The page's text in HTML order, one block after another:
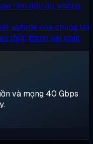
tiền đầy đủ, không
uptime của chúng tôi
thật, trong vài phút
và mạng 40 Gbps